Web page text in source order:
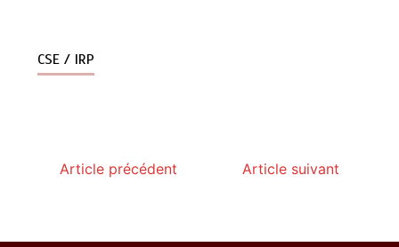
CSE / IRP
Article précédent Article suivant